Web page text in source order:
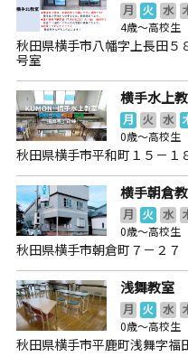
月 火 水
4歳～高校生
秋田県横手市八幡字上長田
号室
横手水上
月 火 水
0歳～高校生
秋田県横手市平和町１５－
横手朝倉
月 火 水
0歳～高校生
秋田県横手市朝倉町７－２７
浅舞教室
月 火 水
0歳～高校生
秋田県横手市平鹿町浅舞字福